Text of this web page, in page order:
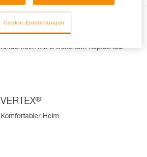
PICCHU
Kinderhelm mit erweitertem Kopfschutz
VERTEX®
Komfortabler Helm
Cookie-Einstellungen